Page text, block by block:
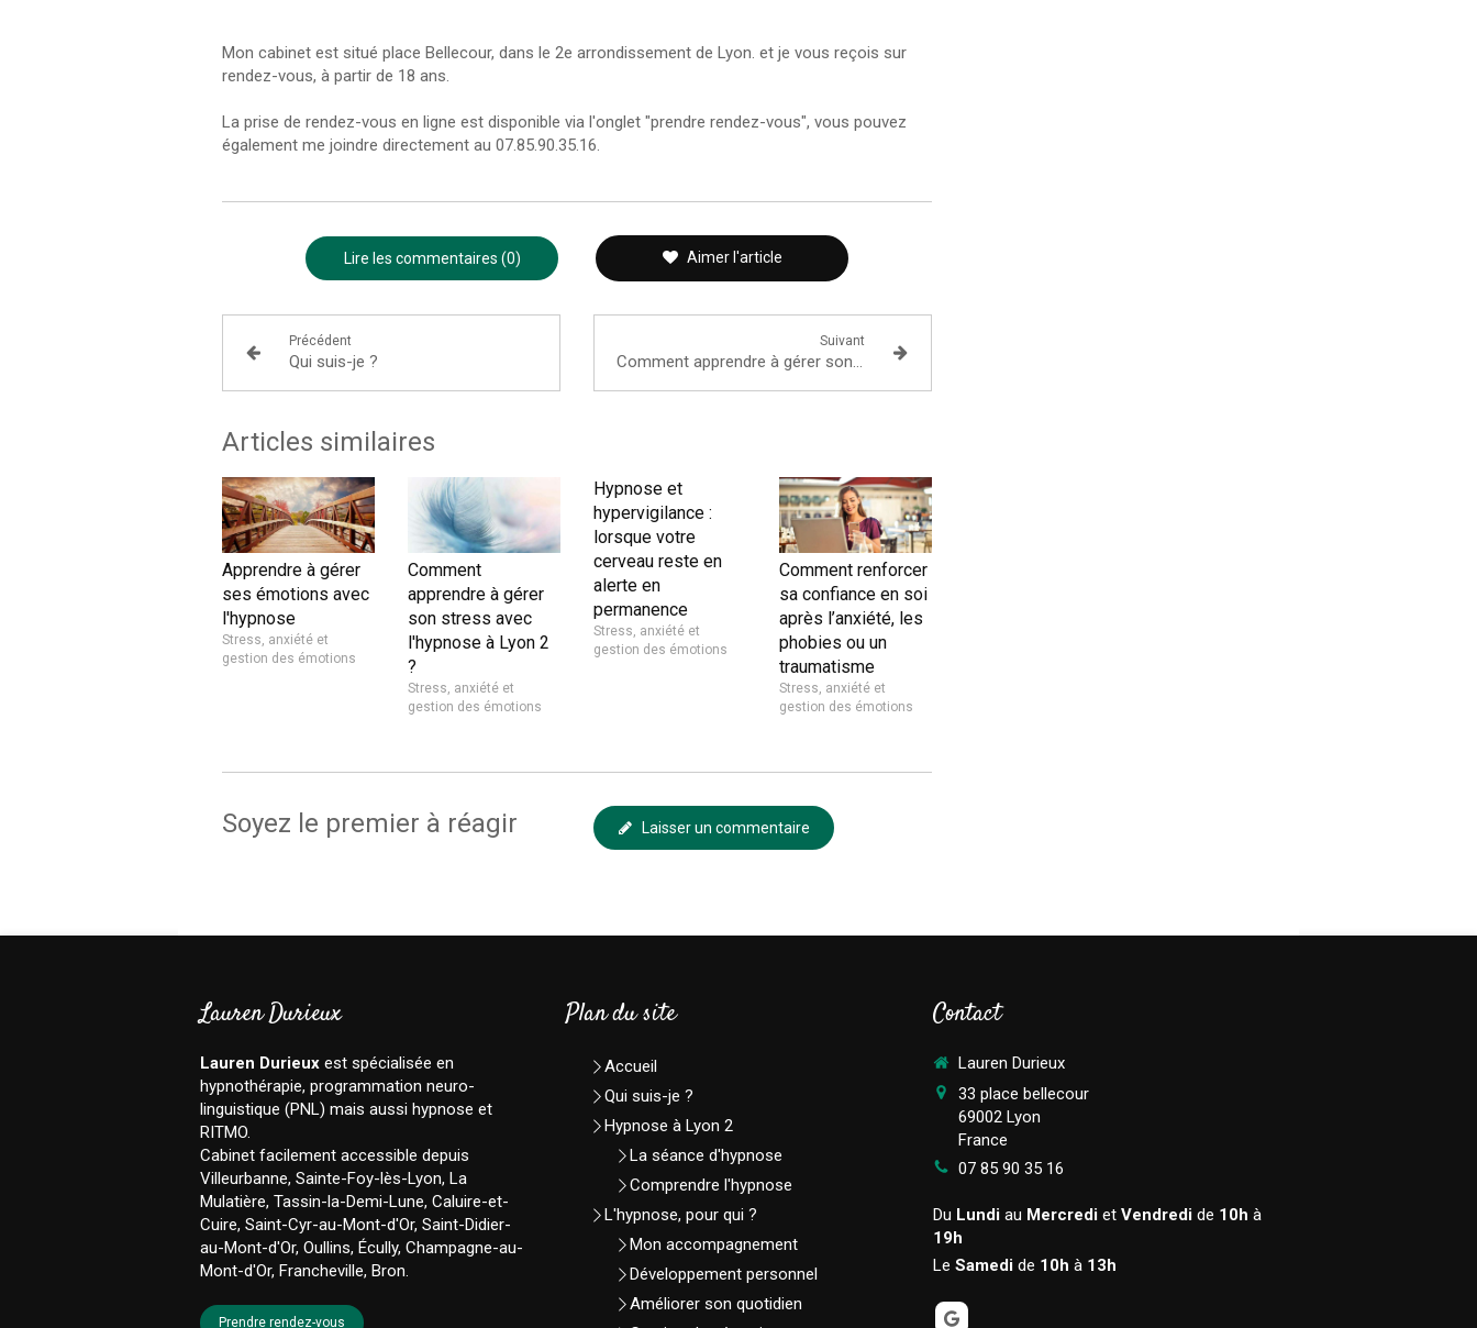
Mon cabinet est situé place Bellecour, dans le 2e arrondissement de Lyon. et je vous reçois sur
rendez-vous, à partir de 18 ans.
La prise de rendez-vous en ligne est disponible via l'onglet "prendre rendez-vous", vous pouvez
également me joindre directement au 07.85.90.35.16.
Lire les commentaires (0) Aimer l'article
Précédent
Qui suis-je ?
Suivant
Comment apprendre à gérer son stress avec l'hypnose à Lyon 2 ?
Articles similaires
Apprendre à gérer
ses émotions avec
l'hypnose
Stress, anxiété et
gestion des émotions
Comment
apprendre à gérer
son stress avec
l'hypnose à Lyon 2
?
Stress, anxiété et
gestion des émotions
Hypnose et
hypervigilance :
lorsque votre
cerveau reste en
alerte en
permanence
Stress, anxiété et
gestion des émotions
Comment renforcer
sa confiance en soi
après l’anxiété, les
phobies ou un
traumatisme
Stress, anxiété et
gestion des émotions
Soyez le premier à réagir Laisser un commentaire
Lauren Durieux
Lauren Durieux est spécialisée en
hypnothérapie, programmation neuro-
linguistique (PNL) mais aussi hypnose et
RITMO.
Cabinet facilement accessible depuis
Villeurbanne, Sainte-Foy-lès-Lyon, La
Mulatière, Tassin-la-Demi-Lune, Caluire-et-
Cuire, Saint-Cyr-au-Mont-d'Or, Saint-Didier-
au-Mont-d'Or, Oullins, Écully, Champagne-au-
Mont-d'Or, Francheville, Bron.
Prendre rendez-vous
Plan du site
Accueil
Qui suis-je ?
Hypnose à Lyon 2
La séance d'hypnose
Comprendre l'hypnose
L'hypnose, pour qui ?
Mon accompagnement
Développement personnel
Améliorer son quotidien
Contact
Lauren Durieux
33 place bellecour
69002 Lyon
France
07 85 90 35 16
Du Lundiau Mercrediet Vendredide 10h à
19h
Le Samedide 10h à 13h